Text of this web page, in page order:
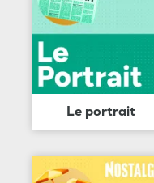
Le portrait